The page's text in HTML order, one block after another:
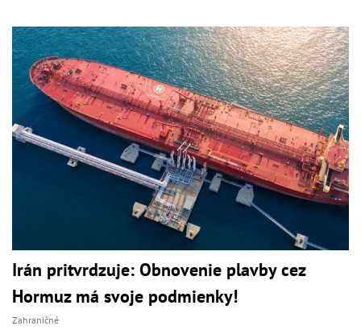
Irán pritvrdzuje: Obnovenie plavby cez
Hormuz má svoje podmienky!
Zahraničné